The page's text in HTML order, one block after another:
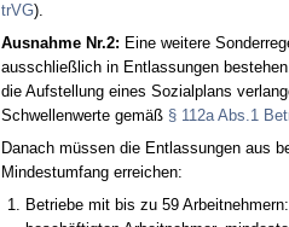
trVG).
Aus­nah­me Nr.2: Ei­ne wei­te­re
aus­sch­ließlich in Ent­las­sun­gen
die Auf­stel­lung ei­nes So­zi­al­plans
Schwel­len­wer­te gemäß § 112a Abs.1
Da­nach müssen die Ent­las­sun­gen aus
Min­dest­um­fang er­rei­chen:
Be­trie­be mit bis zu 59